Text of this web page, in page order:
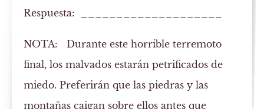
Respuesta: ____________________
NOTA: Durante este horrible terremoto
final, los malvados estarán petrificados de
miedo. Preferirán que las piedras y las
montañas caigan sobre ellos antes que